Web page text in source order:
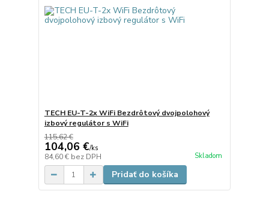
TECH EU-T-2x WiFi Bezdrôtový dvojpolohový
izbový regulátor s WiFi
115,62 €
104,06 €/ks
84,60 € bez DPH Skladom
Pridať do košíka